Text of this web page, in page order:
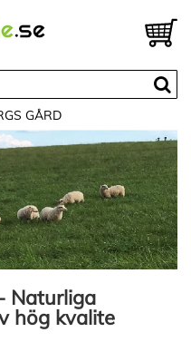
GÅRD
Naturliga
hög kvalite